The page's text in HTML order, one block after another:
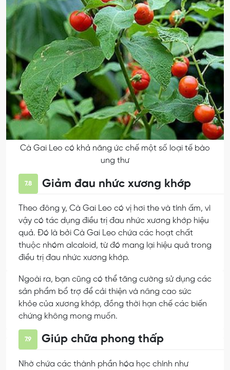
Cà Gai Leo có khả năng ức chế một số loại tế bào
ung thư
7.8 Giảm đau nhức xương khớp
Theo đông y, Cà Gai Leo có vị hơi the và tính ấm, vì
vậy có tác dụng điều trị đau nhức xương khớp hiệu
quả. Đó là bởi Cà Gai Leo chứa các hoạt chất
thuộc nhóm alcaloid, từ đó mang lại hiệu quả trong
điều trị đau nhức xương khớp.
Ngoài ra, bạn cũng có thể tăng cường sử dụng các
sản phẩm bổ trợ để cải thiện và nâng cao sức
khỏe của xương khớp, đồng thời hạn chế các biến
chứng không mong muốn.
7.9 Giúp chữa phong thấp
Nhờ chứa các thành phần hóa học chính như